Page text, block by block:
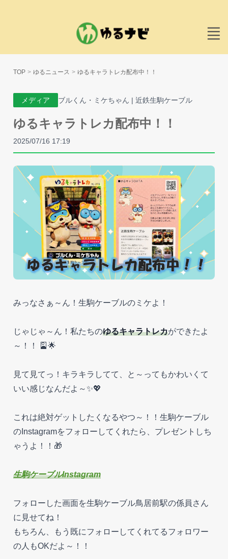
TOP ゆるニュース ゆるキャラトレカ配布中！！
メディア ブルくん・ミケちゃん | 近鉄生駒ケーブル
ゆるキャラトレカ配布中！！
2025/07/16 17:19
みっなさぁ～ん！生駒ケーブルのミケよ！
じゃじゃ～ん！私たちのゆるキャラトレカができたよ
～！！ 🎴🌟
見て見てっ！キラキラしてて、と～ってもかわいくて
いい感じなんだよ～✨💖
これは絶対ゲットしたくなるやつ～！！生駒ケーブル
のInstagramをフォローしてくれたら、プレゼントしち
ゃうよ！！🎁
生駒ケーブルInstagram
フォローした画面を生駒ケーブル鳥居前駅の係員さん
に見せてね！
もちろん、もう既にフォローしてくれてるフォロワー
の人もOKだよ～！！